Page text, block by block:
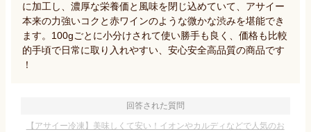
に加工し、濃厚な栄養価と風味を閉じ込めていて、アサイー
本来の力強いコクと赤ワインのような微かな渋みを堪能でき
ます。100gごとに小分けされて使い勝手も良く、価格も比較
的手頃で日常に取り入れやすい、安心安全高品質の商品です
！
回答された質問
【アサイー冷凍】美味しくて安い！イオンやカルディなどで人気のお